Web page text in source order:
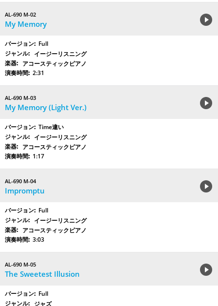
AL-690 M-02
My Memory
Full
イージーリスニング
アコースティックピアノ
2:31
AL-690 M-03
My Memory (Light Ver.)
Time違い
イージーリスニング
アコースティックピアノ
1:17
AL-690 M-04
Impromptu
Full
イージーリスニング
アコースティックピアノ
3:03
AL-690 M-05
The Sweetest Illusion
Full
ジャズ